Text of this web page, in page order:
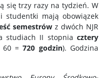
się trzy razy na tydzień. W
studentki mają obowiązek
semestrów z dwóch NJR
studiach II stopniacztery
60 =720 godzin). Godzina